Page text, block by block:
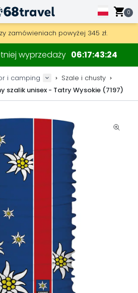
0
zamówieniach powyżej 345 zł.
na drewniane mapy i dekoracje.
outdoorowy i akcesoria.
wyprzedaży 06 17 43 23
i camping
Szale i chusty
szalik unisex - Tatry Wysokie (7197)